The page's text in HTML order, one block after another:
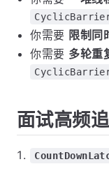
你需要 限制同
你需要 多轮重
面试高频